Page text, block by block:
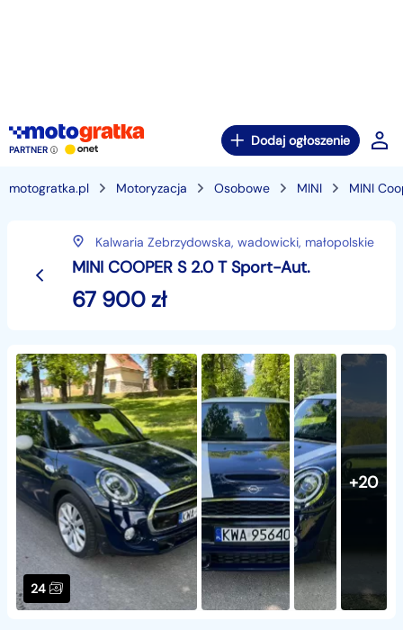
PARTNER
Dodaj ogłoszenie
motogratka.pl Motoryzacja Osobowe MINI MINI
Kalwaria Zebrzydowska, wadowicki, małopolskie
MINI COOPER S 2.0 T Sport-Aut.
67 900zł
24
+20